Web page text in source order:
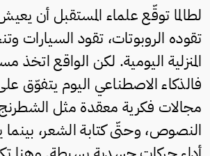
لطالما توقّع علماء المستقبل أن
تقوده الروبوتات، تقود السيارات
المنزلية اليومية. لكن الواقع اتخذ
فالذكاء الاصطناعي اليوم يتفوّق
مجالات فكرية معقدة مثل
النصوص، وحتّى كتابة الشعر،